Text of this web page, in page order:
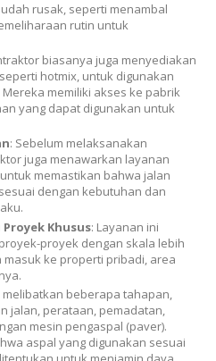
rusak, seperti menambal
rutin untuk
biasanya juga menyediakan
hotmix, untuk digunakan
memiliki akses ke pabrik
yang dapat digunakan untuk
: Sebelum melaksanakan
juga menawarkan layanan
memastikan bahwa jalan
dengan kebutuhan dan
Khusus: Layanan ini
proyek dengan skala lebih
ke properti pribadi, area
beberapa tahapan,
jalan, perataan, pemadatan,
mesin pengaspal (paver).
aspal yang digunakan sesuai